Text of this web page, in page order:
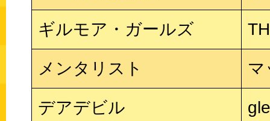
ギルモア・ガールズ
メンタリスト マ
デアデビル